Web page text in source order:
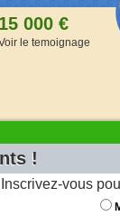
15 000 €
le temoignage
!
Inscrivez-vous
15